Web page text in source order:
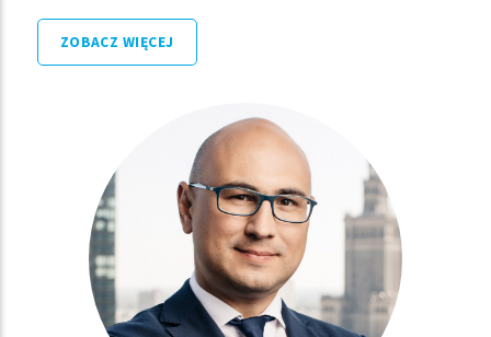
osobowych(COR) – 86,6 proc. w Polsce.
ZOBACZ WIĘCEJ